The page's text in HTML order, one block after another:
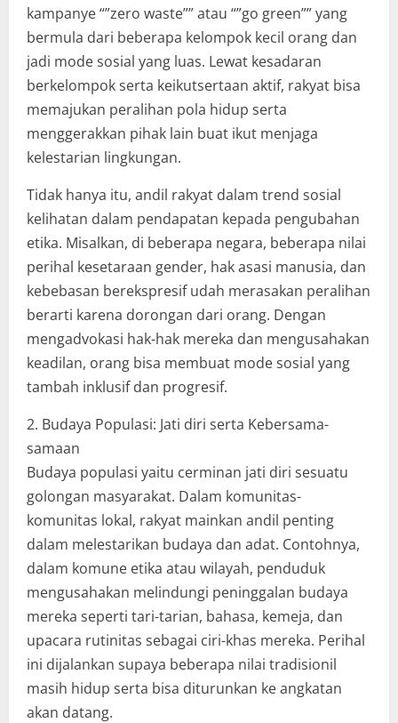
kampanye “”zero waste”” atau “”go green”” yang
bermula dari beberapa kelompok kecil orang dan
jadi mode sosial yang luas. Lewat kesadaran
berkelompok serta keikutsertaan aktif, rakyat bisa
memajukan peralihan pola hidup serta
menggerakkan pihak lain buat ikut menjaga
kelestarian lingkungan.
Tidak hanya itu, andil rakyat dalam trend sosial
kelihatan dalam pendapatan kepada pengubahan
etika. Misalkan, di beberapa negara, beberapa nilai
perihal kesetaraan gender, hak asasi manusia, dan
kebebasan berekspresif udah merasakan peralihan
berarti karena dorongan dari orang. Dengan
mengadvokasi hak-hak mereka dan mengusahakan
keadilan, orang bisa membuat mode sosial yang
tambah inklusif dan progresif.
2. Budaya Populasi: Jati diri serta Kebersama-
samaan
Budaya populasi yaitu cerminan jati diri sesuatu
golongan masyarakat. Dalam komunitas-
komunitas lokal, rakyat mainkan andil penting
dalam melestarikan budaya dan adat. Contohnya,
dalam komune etika atau wilayah, penduduk
mengusahakan melindungi peninggalan budaya
mereka seperti tari-tarian, bahasa, kemeja, dan
upacara rutinitas sebagai ciri-khas mereka. Perihal
ini dijalankan supaya beberapa nilai tradisionil
masih hidup serta bisa diturunkan ke angkatan
akan datang.